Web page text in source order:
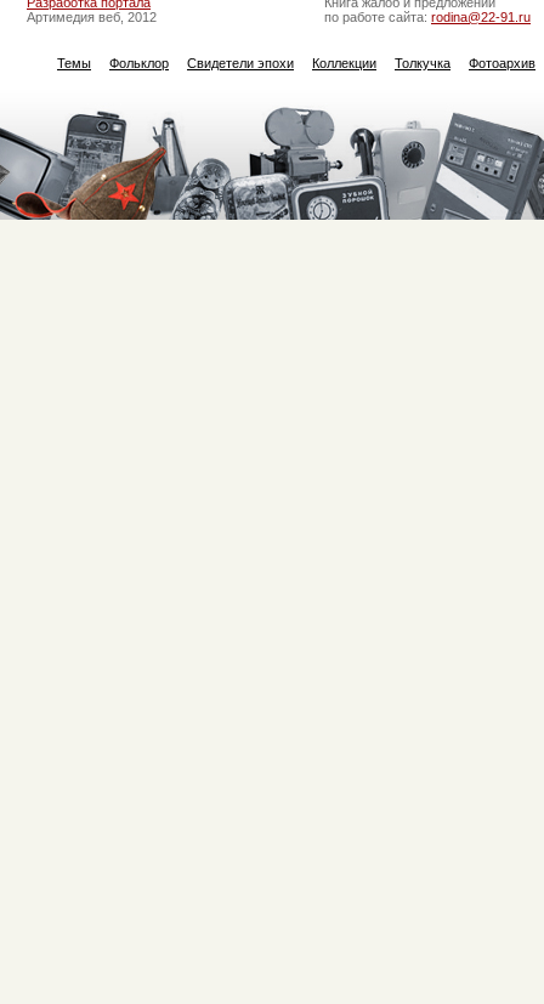
Артимедия веб, 2012
по работе сайта: rodina@22-91.ru
Темы Фольклор Свидетели эпохи Коллекции Толкучка Фотоархив